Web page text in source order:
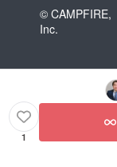
© CAMPFIRE,
Inc.
1